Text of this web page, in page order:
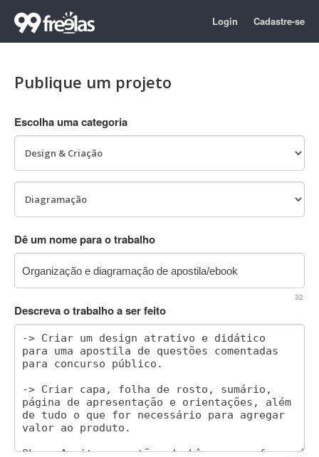
Login Cadastre-se
Publique um projeto
Escolha uma categoria
Dê um nome para o trabalho
32
Descreva o trabalho a ser feito